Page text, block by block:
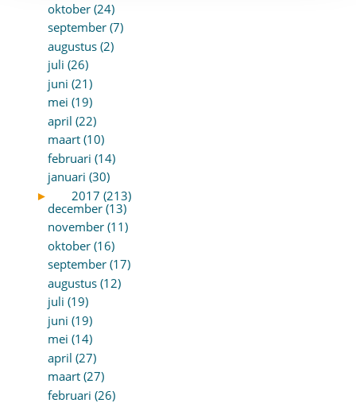
oktober (24)
september (7)
augustus (2)
juli (26)
juni (21)
mei (19)
april (22)
maart (10)
februari (14)
januari (30)
►
2017 (213)
december (13)
november (11)
oktober (16)
september (17)
augustus (12)
juli (19)
juni (19)
mei (14)
april (27)
maart (27)
februari (26)